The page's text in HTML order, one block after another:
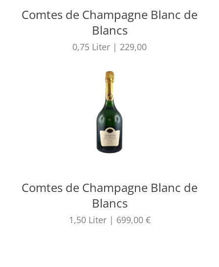
Comtes de Champagne Blanc de
Blancs
0,75 Liter | 229,00
Comtes de Champagne Blanc de
Blancs
1,50 Liter | 699,00 €